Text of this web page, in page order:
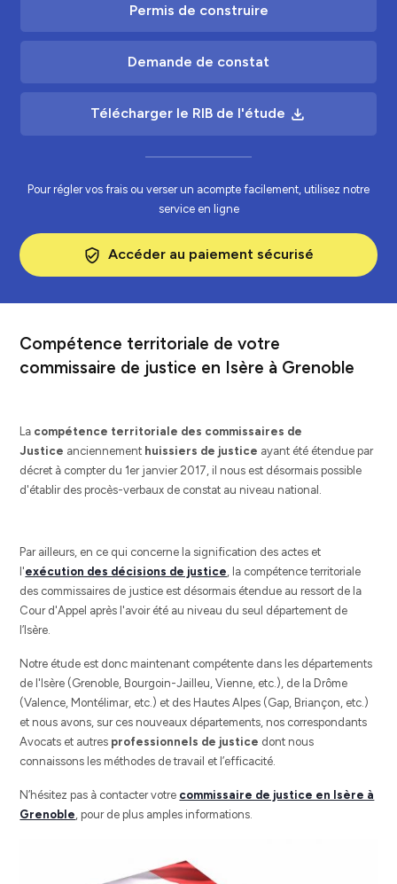
Permis de construire
Demande de constat
Télécharger le RIB de l'étude file_download
Pour régler vos frais ou verser un acompte facilement, utilisez notre
service en ligne
verified_user Accéder au paiement sécurisé
Compétence territoriale de votre
commissaire de justice en Isère à Grenoble
La compétence territoriale des commissaires de
Justice anciennement huissiers de justice ayant été étendue par
décret à compter du 1er janvier 2017, il nous est désormais possible
d'établir des procès-verbaux de constat au niveau national.
Par ailleurs, en ce qui concerne la signification des actes et
l'exécution des décisions de justice , la compétence territoriale
des commissaires de justice est désormais étendue au ressort de la
Cour d'Appel après l'avoir été au niveau du seul département de
l’Isère.
Notre étude est donc maintenant compétente dans les départements
de l'Isère (Grenoble, Bourgoin-Jailleu, Vienne, etc.), de la Drôme
(Valence, Montélimar, etc.) et des Hautes Alpes (Gap, Briançon, etc.)
et nous avons, sur ces nouveaux départements, nos correspondants
Avocats et autres professionnels de justice dont nous
connaissons les méthodes de travail et l’efficacité.
N’hésitez pas à contacter votre commissaire de justice en Isère à
Grenoble , pour de plus amples informations.